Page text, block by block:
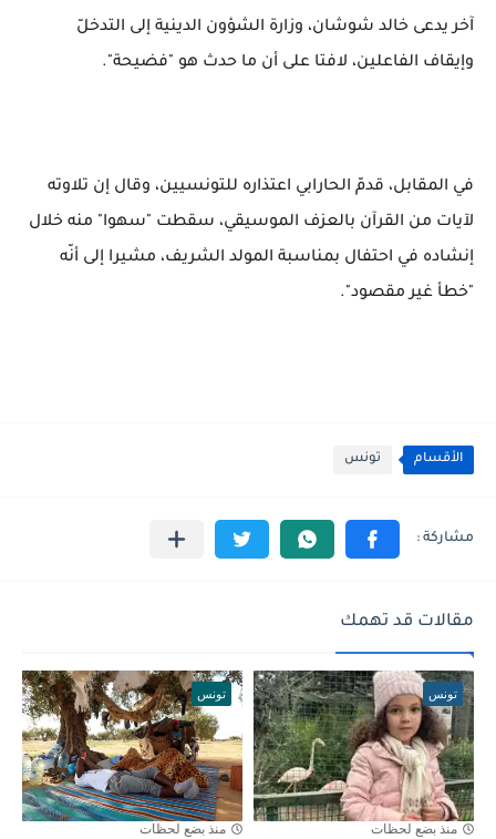
آخر يدعى خالد شوشان، وزارة الشؤون الدينية إلى التدخلّ
وإيقاف الفاعلين، لافتا على أن ما حدث هو "فضيحة".
في المقابل، قدمّ الحارابي اعتذاره للتونسيين، وقال إن تلاوته
لآيات من القرآن بالعزف الموسيقي، سقطت "سهوا" منه خلال
إنشاده في احتفال بمناسبة المولد الشريف، مشيرا إلى أنّه
"خطأ غير مقصود".
الأقسام تونس
مقالات قد تهمك
تونس
منذ بضع لحظات
تونس
منذ بضع لحظات